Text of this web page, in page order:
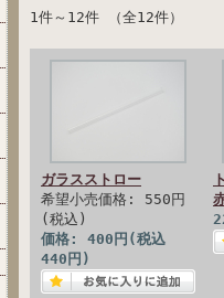
1件～12件 （全12件）
ガラスストロー
希望小売価格: 550円
(税込)
価格: 400円(税込
440円)